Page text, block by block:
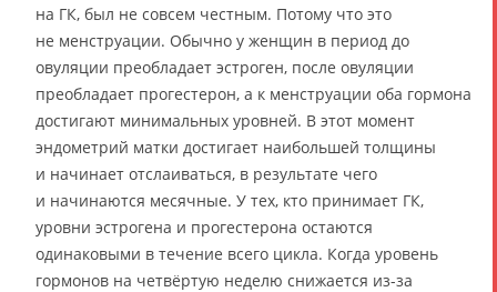
на ГК, был не совсем честным. Потому что это
не менструации. Обычно у женщин в период до
овуляции преобладает эстроген, после овуляции
преобладает прогестерон, а к менструации оба гормона
достигают минимальных уровней. В этот момент
эндометрий матки достигает наибольшей толщины
и начинает отслаиваться, в результате чего
и начинаются месячные. У тех, кто принимает ГК,
уровни эстрогена и прогестерона остаются
одинаковыми в течение всего цикла. Когда уровень
гормонов на четвёртую неделю снижается из-за